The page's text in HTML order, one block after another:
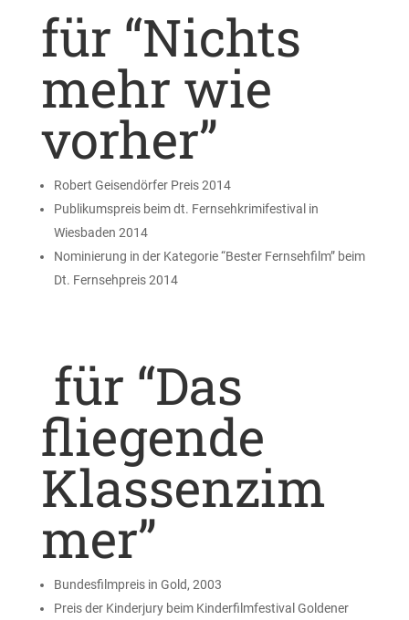
für “Nichts
mehr wie
vorher”
Robert Geisendörfer Preis 2014
Publikumspreis beim dt. Fernsehkrimifestival in
Wiesbaden 2014
Nominierung in der Kategorie “Bester Fernsehfilm” beim
Dt. Fernsehpreis 2014
für “Das
fliegende
Klassenzim
mer”
Bundesfilmpreis in Gold, 2003
Preis der Kinderjury beim Kinderfilmfestival Goldener